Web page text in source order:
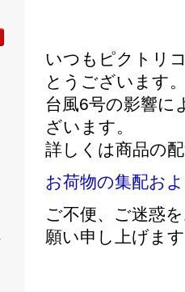
いつもピクトリ
とうございます
台風6号の影響に
ざいます。
詳しくは商品の
お荷物の集配お
ご不便、ご迷惑
願い申し上げま